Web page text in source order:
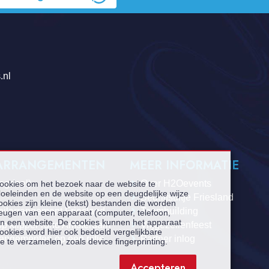
Friesland
klipper rond Amsterdam
op een rijtje
MEER INFORMATIE
Over H2Oevents
Bedrijfsuitje Friesland
Teambuilding
Vrijgezellenfeest
Partner inlog
om het bezoek naar de website te
en de website op een deugdelijke wijze
zijn kleine (tekst) bestanden die worden
van een apparaat (computer, telefoon,
een website. De cookies kunnen het apparaat
word hier ook bedoeld vergelijkbare
te verzamelen, zoals device fingerprinting.